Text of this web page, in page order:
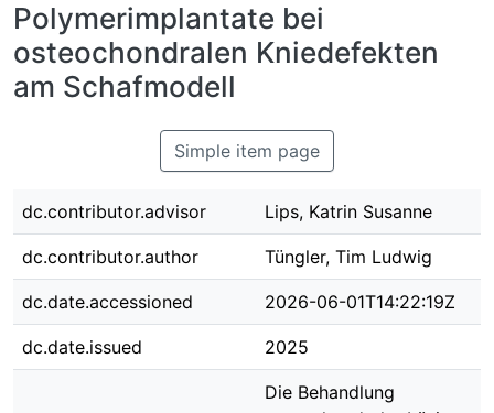
Polymerimplantate bei
osteochondralen Kniedefekten
am Schafmodell
Simple item page
dc.contributor.advisor Lips, Katrin Susanne
dc.contributor.author Tüngler, Tim Ludwig
dc.date.accessioned 2026-06-01T14:22:19Z
dc.date.issued 2025
Die Behandlung